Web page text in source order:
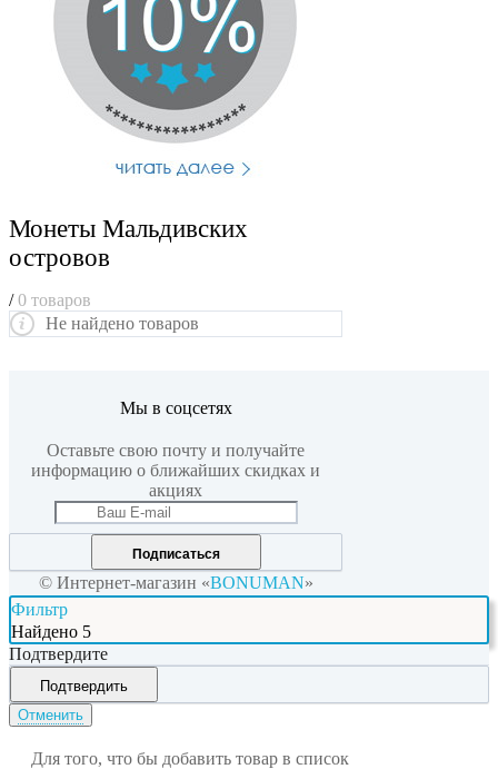
Монеты Мальдивских
островов
/ 0 товаров
Не найдено товаров
Мы в соцсетях
Оставьте свою почту и получайте
информацию о ближайших скидках и
акциях
Подписаться
© Интернет-магазин «BONUMAN»
Фильтр
Найдено 5
Подтвердите
Подтвердить
Отменить
Для того, что бы добавить товар в список